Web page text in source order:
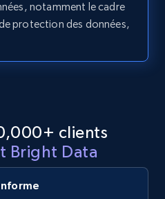
Essai gratuit
notamment le cadre
protection des données,
clients
Bright Data